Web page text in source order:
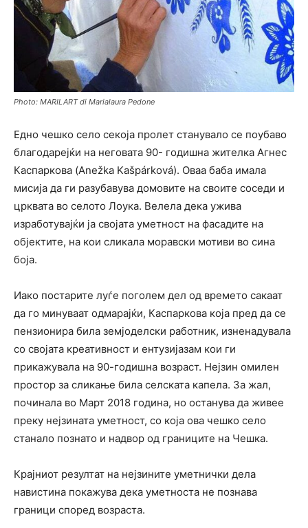
Photo: MARILART di Marialaura Pedone
Едно чешко село секоја пролет станувало се поубаво
благодарејќи на неговата 90- годишна жителка Агнес
Каспаркова (Anežka Kašpárková). Оваа баба имала
мисија да ги разубавува домовите на своите соседи и
црквата во селото Лоука. Велела дека ужива
изработувајќи ја својата уметност на фасадите на
објектите, на кои сликала моравски мотиви во сина
боја.
Иако постарите луѓе поголем дел од времето сакаат
да го минуваат одмарајќи, Каспаркова која пред да се
пензионира била земјоделски работник, изненадувала
со својата креативност и ентузијазам кои ги
прикажувала на 90-годишна возраст. Нејзин омилен
простор за сликање била селската капела. За жал,
починала во Март 2018 година, но останува да живее
преку нејзината уметност, со која ова чешко село
станало познато и надвор од границите на Чешка.
Крајниот резултат на нејзините уметнички дела
навистина покажува дека уметноста не познава
граници според возраста.